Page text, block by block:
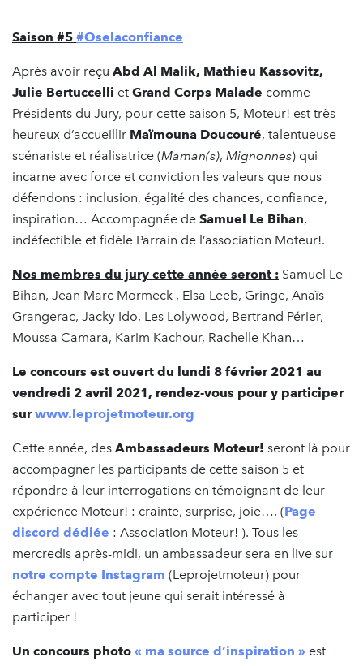
Saison #5 #Oselaconfiance
Après avoir reçu Abd Al Malik, Mathieu Kassovitz,
Julie Bertuccelli et Grand Corps Malade comme
Présidents du Jury, pour cette saison 5, Moteur! est très
heureux d’accueillir Maïmouna Doucouré, talentueuse
scénariste et réalisatrice (Maman(s), Mignonnes) qui
incarne avec force et conviction les valeurs que nous
défendons : inclusion, égalité des chances, confiance,
inspiration… Accompagnée de Samuel Le Bihan,
indéfectible et fidèle Parrain de l’association Moteur!.
Nos membres du jury cette année seront : Samuel Le
Bihan, Jean Marc Mormeck , Elsa Leeb, Gringe, Anaïs
Grangerac, Jacky Ido, Les Lolywood, Bertrand Périer,
Moussa Camara, Karim Kachour, Rachelle Khan…
Le concours est ouvert du lundi 8 février 2021 au
vendredi 2 avril 2021, rendez-vous pour y participer
surwww.leprojetmoteur.org
Cette année, des Ambassadeurs Moteur! seront là pour
accompagner les participants de cette saison 5 et
répondre à leur interrogations en témoignant de leur
expérience Moteur! : crainte, surprise, joie…. (Page
discord dédiée : Association Moteur! ). Tous les
mercredis après-midi, un ambassadeur sera en live sur
notre compte Instagram (Leprojetmoteur) pour
échanger avec tout jeune qui serait intéressé à
participer !
Un concours photo « ma source d’inspiration » est